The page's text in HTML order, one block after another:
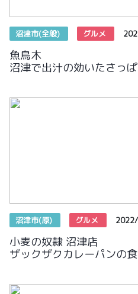
沼津市(全般) グルメ
魚鳥木
沼津で出汁の効いたさっ
沼津市(原) グルメ
小麦の奴隷 沼津店
ザックザクカレーパンの食